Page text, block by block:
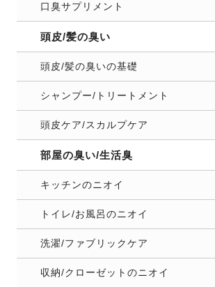
口臭サプリメント
頭皮/髪の臭い
頭皮/髪の臭いの基礎
シャンプー/トリートメント
頭皮ケア/スカルプケア
部屋の臭い/生活臭
キッチンのニオイ
トイレ/お風呂のニオイ
洗濯/ファブリックケア
収納/クローゼットのニオイ